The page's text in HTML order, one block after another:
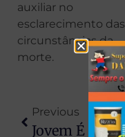
auxiliar no
esclarecimento das
circunstâncias da
morte.
Previous